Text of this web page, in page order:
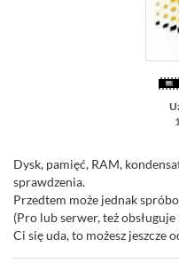
Dysk, pamięć, RAM,
sprawdzenia.
Przedtem może jednak
(Pro lub serwer, też
Ci się uda, to możesz jeszcze